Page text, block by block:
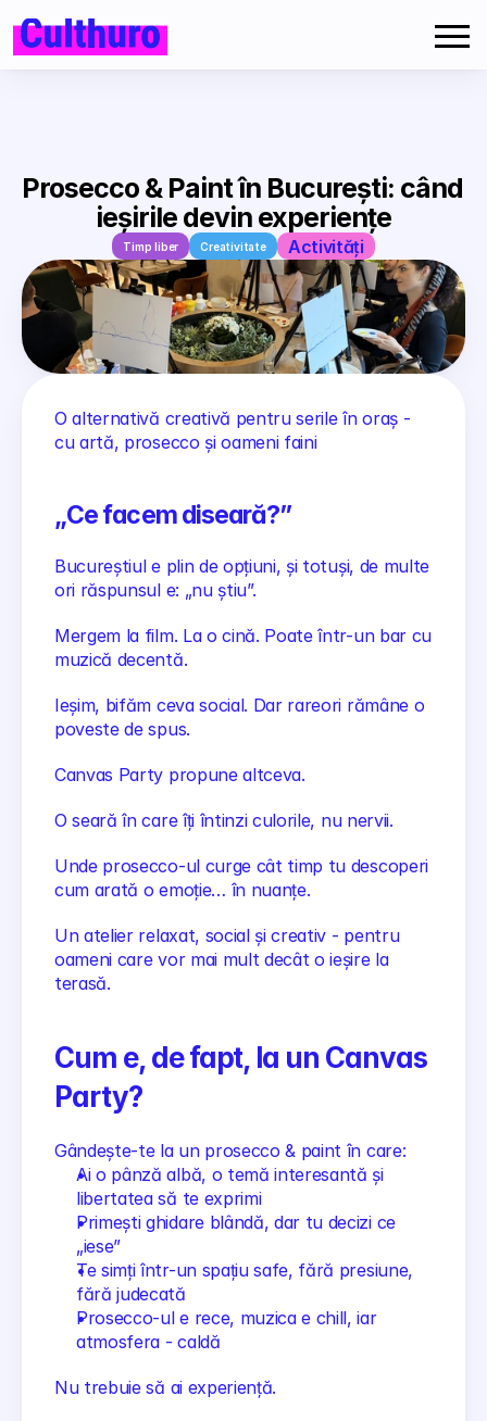
Prosecco & Paint în București: când
ieșirile devin experiențe
Timp liber Creativitate Activități
O alternativă creativă pentru serile în oraș -
cu artă, prosecco și oameni faini
„Ce facem diseară?”
Bucureștiul e plin de opțiuni, și totuși, de multe
ori răspunsul e: „nu știu”.
Mergem la film. La o cină. Poate într-un bar cu
muzică decentă.
Ieșim, bifăm ceva social. Dar rareori rămâne o
poveste de spus.
Canvas Party propune altceva.
O seară în care îți întinzi culorile, nu nervii.
Unde prosecco-ul curge cât timp tu descoperi
cum arată o emoție… în nuanțe.
Un atelier relaxat, social și creativ - pentru
oameni care vor mai mult decât o ieșire la
terasă.
Cum e, de fapt, la un Canvas
Party?
Gândește-te la un prosecco & paint în care:
Ai o pânză albă, o temă interesantă și
libertatea să te exprimi
Primești ghidare blândă, dar tu decizi ce
„iese”
Te simți într-un spațiu safe, fără presiune,
fără judecată
Prosecco-ul e rece, muzica e chill, iar
atmosfera - caldă
Nu trebuie să ai experiență.